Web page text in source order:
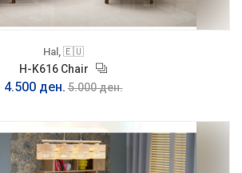
Hal, 🇪🇺
H-K616 Chair
4.500 ден. 5.000 ден.